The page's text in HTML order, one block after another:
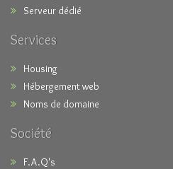
Serveur dédié
Services
Housing
Hébergement web
Noms de domaine
Société
F.A.Q's